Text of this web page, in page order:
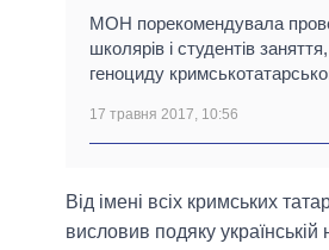
МОН порекомендувала
школярів і студентів
геноциду
17 травня 2017, 10:56
Від імені всіх кримських
висловив подяку українській